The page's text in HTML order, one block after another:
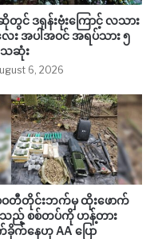
တွင် ဒရုန်းဗုံးကြောင့် လသား
း အပါအဝင် အရပ်သား ၅
ေဆုံး
6, 2026
ဝတီတိုင်းဘက်မှ ထိုးဖောက်
ည့် စစ်တပ်ကို ဟန့်တား
က်နေဟု AA ပြော